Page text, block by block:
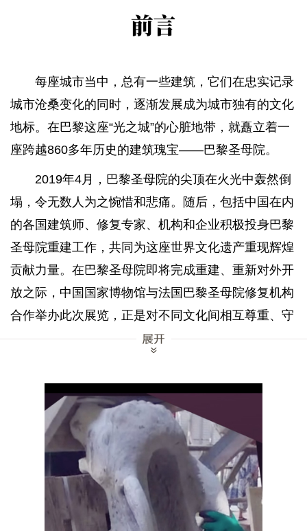
每座城市当中，总有一些建筑，它们在忠实记录
城市沧桑变化的同时，逐渐发展成为城市独有的文化
地标。在巴黎这座“光之城”的心脏地带，就矗立着一
座跨越860多年历史的建筑瑰宝——巴黎圣母院。
2019年4月，巴黎圣母院的尖顶在火光中轰然倒
塌，令无数人为之惋惜和悲痛。随后，包括中国在内
的各国建筑师、修复专家、机构和企业积极投身巴黎
圣母院重建工作，共同为这座世界文化遗产重现辉煌
贡献力量。在巴黎圣母院即将完成重建、重新对外开
放之际，中国国家博物馆与法国巴黎圣母院修复机构
合作举办此次展览，正是对不同文化间相互尊重、守
望相助精神的致敬。
关重要的作用，建筑的高精度三维数据资料让复原变
得有章可循。这些数据也帮助这座古老而神秘的殿堂
在展览的虚拟世界中重现，让我们得以身临其境、徜
徉其间。作为庆祝中法建交60周年暨中法文化旅游年
重点项目，本次展览特别展出四件巴黎圣母院珍贵的
雕塑原件
。它们曾高踞城市上空，俯瞰巴黎数世纪变
迁。驻足聆听，或许还会听到它们娓娓道来卡西莫多